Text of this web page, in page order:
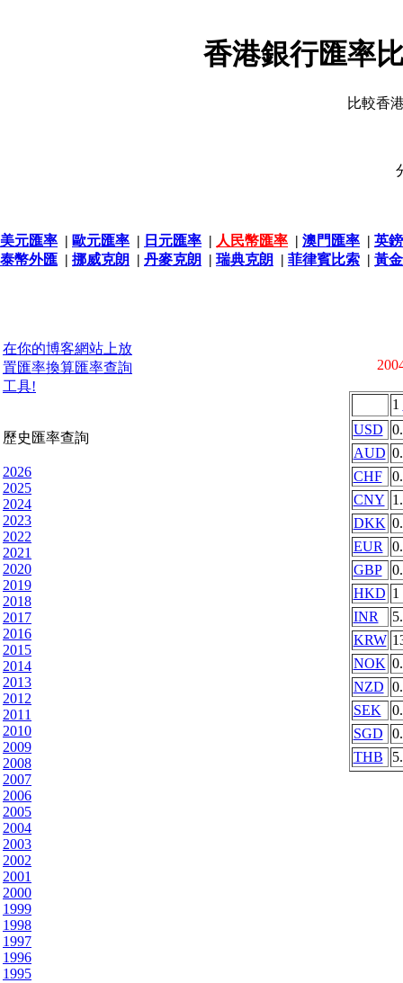
香港銀行匯率
比較香
美元匯率 | 歐元匯率 | 日元匯率 | 人民幣匯率 | 澳門匯率 | 英
泰幣外匯 | 挪威克朗 | 丹麥克朗 | 瑞典克朗 | 菲律賓比索 | 黃
在你的博客網站上放
置匯率換算匯率查詢
工具!
歷史匯率查詢
2026
2025
2024
2023
2022
2021
2020
2019
2018
2017
2016
2015
2014
2013
2012
2011
2010
2009
2008
2007
2006
2005
2004
2003
2002
2001
2000
1999
1998
1997
1996
1995
1
USD
AUD
CHF
CNY
DKK
EUR
GBP
HKD 1
INR
KRW
NOK
NZD
SEK
SGD
THB